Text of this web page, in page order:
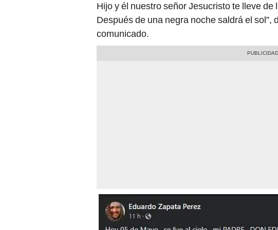
Hijo y él nuestro señor Jesucristo te lleve de
Después de una negra noche saldrá el sol”,
comunicado.